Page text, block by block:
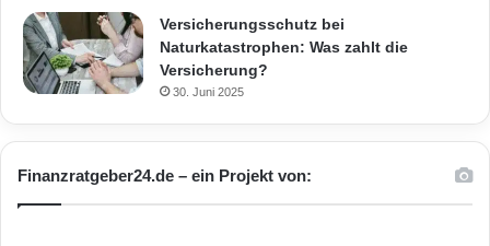
Versicherungsschutz bei
Naturkatastrophen: Was zahlt die
Versicherung?
30. Juni 2025
Finanzratgeber24.de – ein Projekt von: